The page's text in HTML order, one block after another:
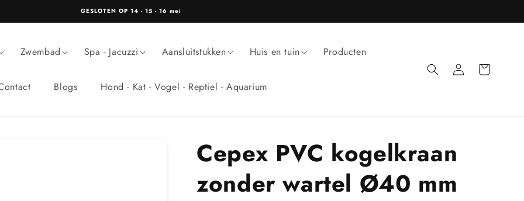
GESLOTEN OP 14 - 15 - 16 mei
Zwembad Spa - Jacuzzi Aansluitstukken Huis en tuin Producten
Blogs Hond - Kat - Vogel - Reptiel - Aquarium
InloggenWinkelwagen
Cepex PVC kogelkraan
zonder wartel Ø40 mm